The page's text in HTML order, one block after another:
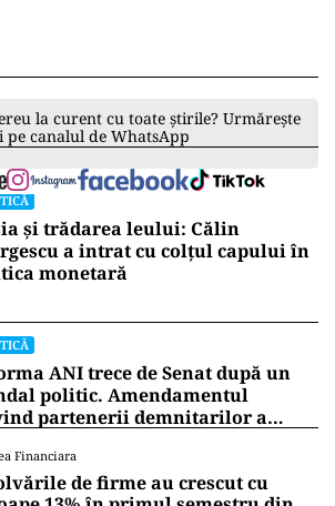
la curent cu toate știrile? Urmărește
pe canalul de WhatsApp
și trădarea leului: Călin
a intrat cu colțul capului în
monetară
ANI trece de Senat după un
politic. Amendamentul
partenerii demnitarilor a
Financiara
de firme au crescut cu